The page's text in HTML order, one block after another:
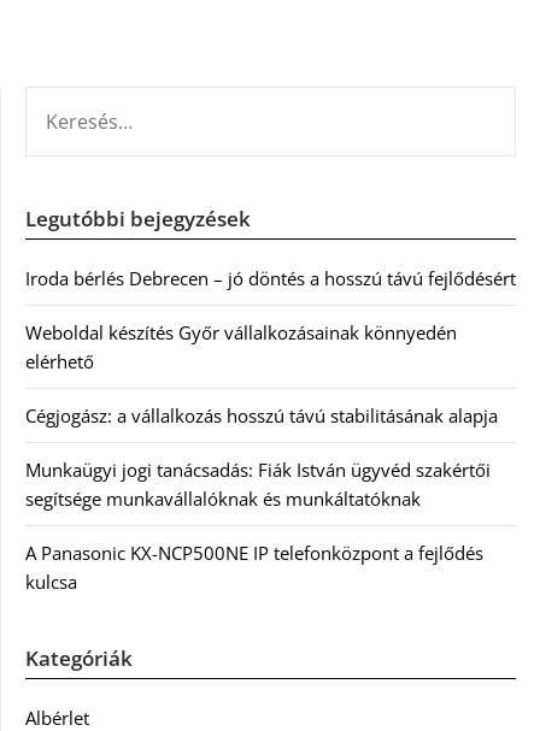
Legutóbbi bejegyzések
Iroda bérlés Debrecen – jó döntés a hosszú távú fejlődésért
Weboldal készítés Győr vállalkozásainak könnyedén
elérhető
Cégjogász: a vállalkozás hosszú távú stabilitásának alapja
Munkaügyi jogi tanácsadás: Fiák István ügyvéd szakértői
segítsége munkavállalóknak és munkáltatóknak
A Panasonic KX-NCP500NE IP telefonközpont a fejlődés
kulcsa
Kategóriák
Albérlet